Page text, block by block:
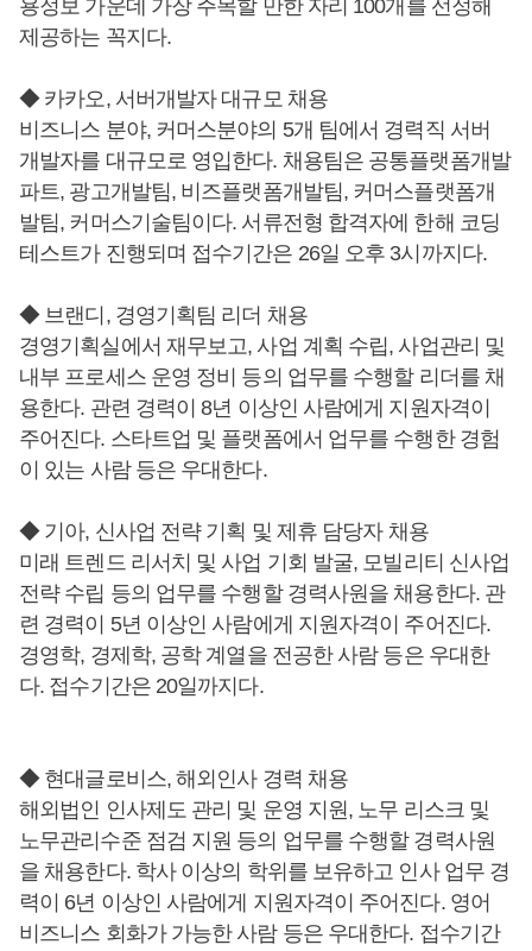
용정보 가운데 가장 주목할 만한 자리 100개를 선정해
제공하는 꼭지다.
◆ 카카오, 서버개발자 대규모 채용
비즈니스 분야, 커머스분야의 5개 팀에서 경력직 서버
개발자를 대규모로 영입한다. 채용팀은 공통플랫폼개발
파트, 광고개발팀, 비즈플랫폼개발팀, 커머스플랫폼개
발팀, 커머스기술팀이다. 서류전형 합격자에 한해 코딩
테스트가 진행되며 접수기간은 26일 오후 3시까지다.
◆ 브랜디, 경영기획팀 리더 채용
경영기획실에서 재무보고, 사업 계획 수립, 사업관리 및
내부 프로세스 운영 정비 등의 업무를 수행할 리더를 채
용한다. 관련 경력이 8년 이상인 사람에게 지원자격이
주어진다. 스타트업 및 플랫폼에서 업무를 수행한 경험
이 있는 사람 등은 우대한다.
◆ 기아, 신사업 전략 기획 및 제휴 담당자 채용
미래 트렌드 리서치 및 사업 기회 발굴, 모빌리티 신사업
전략 수립 등의 업무를 수행할 경력사원을 채용한다. 관
련 경력이 5년 이상인 사람에게 지원자격이 주어진다.
경영학, 경제학, 공학 계열을 전공한 사람 등은 우대한
다. 접수기간은 20일까지다.
◆ 현대글로비스, 해외인사 경력 채용
해외법인 인사제도 관리 및 운영 지원, 노무 리스크 및
노무관리수준 점검 지원 등의 업무를 수행할 경력사원
을 채용한다. 학사 이상의 학위를 보유하고 인사 업무 경
력이 6년 이상인 사람에게 지원자격이 주어진다. 영어
비즈니스 회화가 가능한 사람 등은 우대한다. 접수기간